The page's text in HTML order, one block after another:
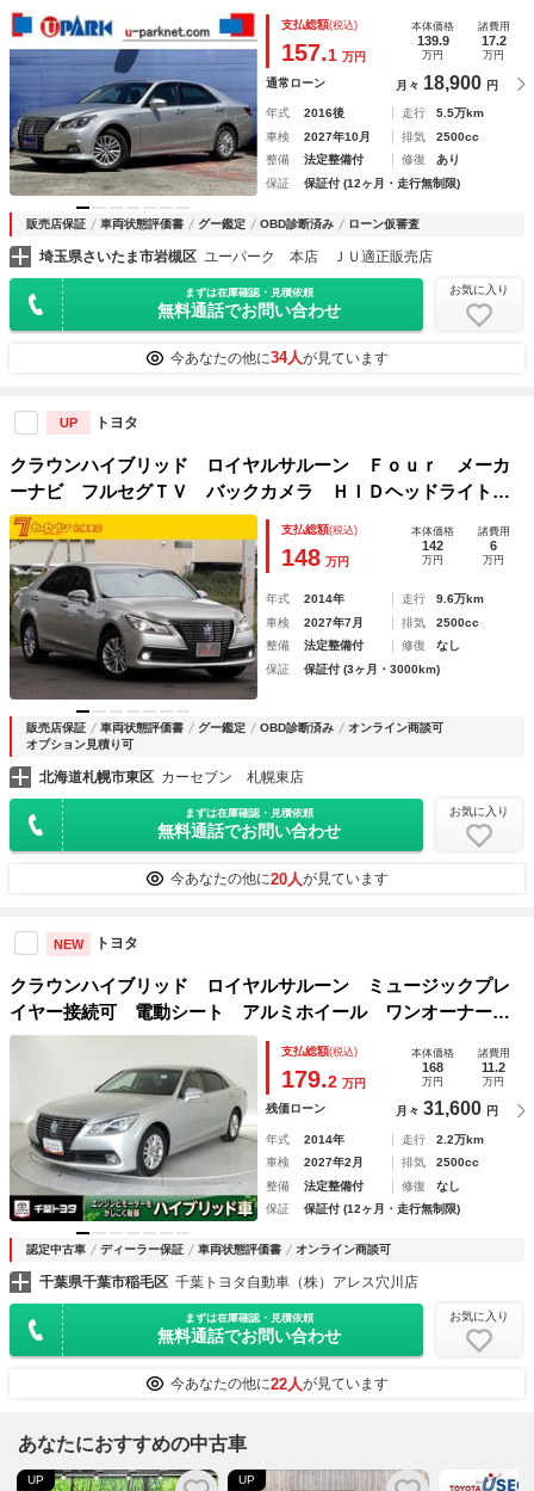
ートヒーター・ＬＥＤライト・フォグ・コーナーセンサー・レ
ーダークルーズ・ドアバイザー・フロアマット・ＥＴＣ・ＵＳ
Ｂ・セーフティセンス
支払総額(税込)
157.1 万円
本体価格
139.9
万円
諸費用
17.2
万円
通常ローン 月々 18,900 円
年式 2016後 走行
5.5万km
車検
2027年10月 排気
2500cc
整備
法定整備付 修復
あり
保証
保証付 (12ヶ月・走行無制限)
販売店保証 車両状態評価書 グー鑑定 OBD診断済み ローン仮審査
埼玉県さいたま市岩槻区 ユーパーク 本店 ＪＵ適正販売店
まずは在庫確認・見積依頼
無料通話でお問い合わせ
お気に入り
今あなたの他に34人が見ています
UP トヨタ
クラウンハイブリッド ロイヤルサルーン Ｆｏｕｒ メーカ
ーナビ フルセグＴＶ バックカメラ ＨＩＤヘッドライト
ＬＥＤフォグランプ クルーズコントロール 電動チルト ス
ーパーライブサウンド パワーシート シートバックアシスト
グリップ
支払総額(税込)
148 万円
本体価格
142
万円
諸費用
6
万円
年式 2014年 走行
9.6万km
車検
2027年7月 排気
2500cc
整備
法定整備付 修復
なし
保証
保証付 (3ヶ月・3000km)
販売店保証 車両状態評価書 グー鑑定 OBD診断済み
オンライン商談可
オプション見積り可
北海道札幌市東区 カーセブン 札幌東店
まずは在庫確認・見積依頼
無料通話でお問い合わせ
お気に入り
今あなたの他に20人が見ています
NEW トヨタ
クラウンハイブリッド ロイヤルサルーン ミュージックプレ
イヤー接続可 電動シート アルミホイール ワンオーナー
記録簿 キーレス ＣＤ 盗難防止装置 ハイブリッド オー
トクルーズコントロール ＨＤＤナビ ＨＩＤヘッドライト
支払総額(税込)
179.2 万円
本体価格
168
万円
諸費用
11.2
万円
残価ローン 月々 31,600 円
年式 2014年 走行
2.2万km
車検
2027年2月 排気
2500cc
整備
法定整備付 修復
なし
保証
保証付 (12ヶ月・走行無制限)
認定中古車 ディーラー保証 車両状態評価書 オンライン商談可
千葉県千葉市稲毛区 千葉トヨタ自動車（株）アレス穴川店
まずは在庫確認・見積依頼
無料通話でお問い合わせ
お気に入り
今あなたの他に22人が見ています
あなたにおすすめの中古車
UP UP